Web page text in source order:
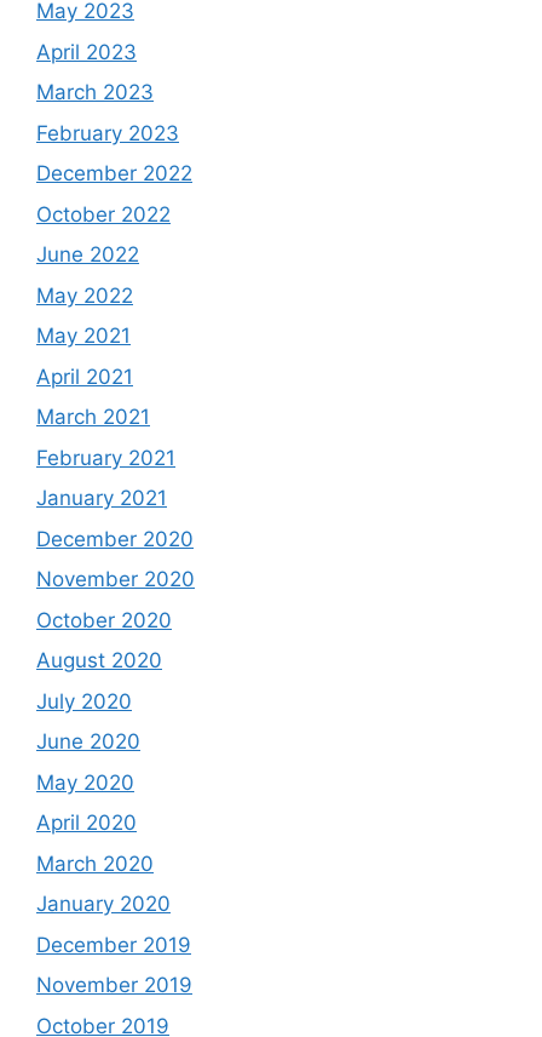
May 2023
April 2023
March 2023
February 2023
December 2022
October 2022
June 2022
May 2022
May 2021
April 2021
March 2021
February 2021
January 2021
December 2020
November 2020
October 2020
August 2020
July 2020
June 2020
May 2020
April 2020
March 2020
January 2020
December 2019
November 2019
October 2019